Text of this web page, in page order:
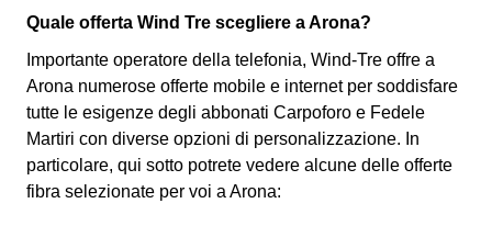
Quale offerta Wind Tre scegliere a Arona?
Importante operatore della telefonia, Wind-Tre offre a
Arona numerose offerte mobile e internet per soddisfare
tutte le esigenze degli abbonati Carpoforo e Fedele
Martiri con diverse opzioni di personalizzazione. In
particolare, qui sotto potrete vedere alcune delle offerte
fibra selezionate per voi a Arona: